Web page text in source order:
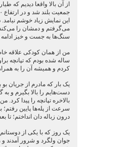
از آن بالا واقعا دیدیم که
این نمایش زیاد خوشم
می‌گرفتم و دمشان را
سنگ‌ها به جست و خیز ادامه
ساله شده بودم که تپانچه
کردم و همیشه آن را به همراه
یک بار که مادرم از جریان
دست‌هایم را بالا بگیرم و
بالاخره تپانچه را پیدا کرد.
سرعت از پله‌ها پایین رفتم؛
درون زباله دان انداختم؛ تا
یک روز که با یکی از
جوان ولگرد و شرور آمدند